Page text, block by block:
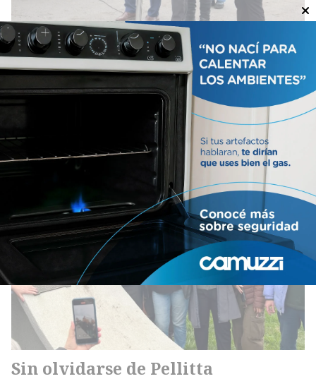
Puente Innova: Convenio para su
ampliación.
Locales
Sin olvidarse de Pellitta